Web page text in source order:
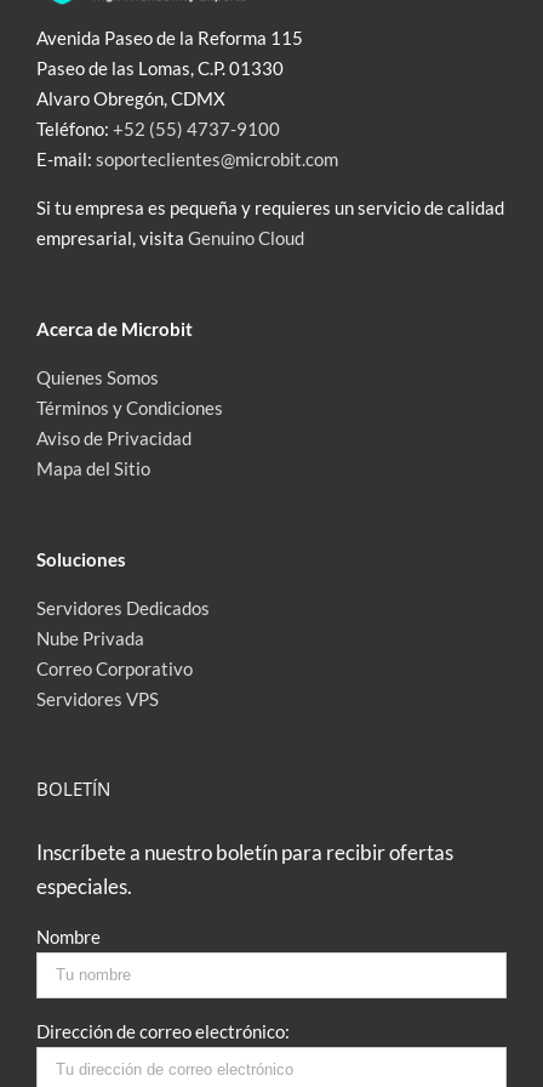
Avenida Paseo de la Reforma 115
Paseo de las Lomas, C.P. 01330
Alvaro Obregón, CDMX
Teléfono: +52 (55) 4737-9100
E-mail: soporteclientes@microbit.com
Si tu empresa es pequeña y requieres un servicio de calidad
empresarial, visita Genuino Cloud
Acerca de Microbit
Quienes Somos
Términos y Condiciones
Aviso de Privacidad
Mapa del Sitio
Soluciones
Servidores Dedicados
Nube Privada
Correo Corporativo
Servidores VPS
BOLETÍN
Inscríbete a nuestro boletín para recibir ofertas
especiales.
Nombre
Dirección de correo electrónico: